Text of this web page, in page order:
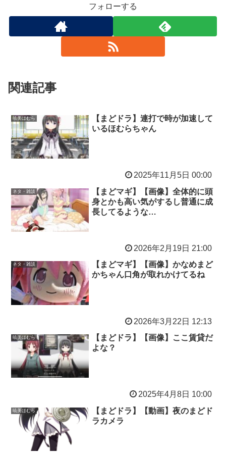
フォローする
関連記事
暁美ほむら
【まどドラ】連打で時が加速して
いるほむらちゃん
2025年11月5日 00:00
ネタ・雑談
【まどマギ】【画像】全体的に頭
身とかも高い気がするし普通に成
長してるような…
2026年2月19日 21:00
ネタ・雑談
【まどマギ】【画像】かなめまど
かちゃん口角が取れかけてるね
2026年3月22日 12:13
暁美ほむら
【まどドラ】【画像】ここ賃貸だ
よな？
2025年4月8日 10:00
暁美ほむら
【まどドラ】【動画】夜のまどド
ラカメラ